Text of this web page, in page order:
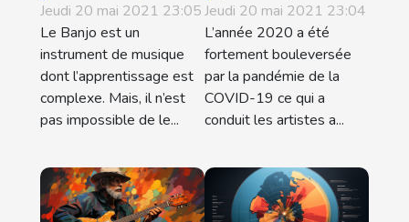
bien
commencer
l’apprentissage
du Banjo
Jeudi 20 mai 2021 23:05
Le Banjo est un
instrument de musique
dont l’apprentissage est
complexe. Mais, il n’est
pas impossible de le...
l’année 2021 à
Paris
Jeudi 20 mai 2021 23:04
L’année 2020 a été
fortement bouleversée
par la pandémie de la
COVID-19 ce qui a
conduit les artistes a...